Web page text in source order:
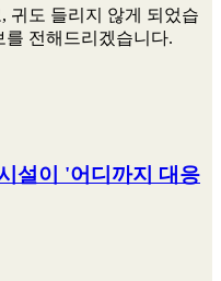
귀도 들리지 않게 되었습
전해드리겠습니다.
설이 '어디까지 대응